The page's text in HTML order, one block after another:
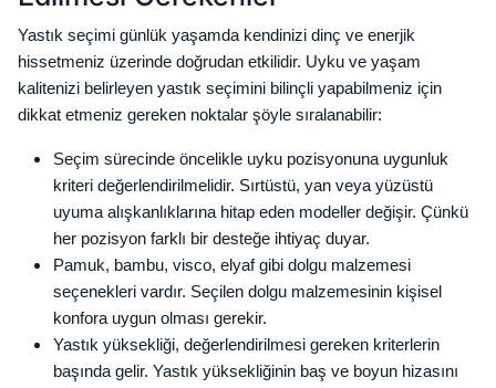
Yastık seçimi günlük yaşamda kendinizi dinç ve enerjik
hissetmeniz üzerinde doğrudan etkilidir. Uyku ve yaşam
kalitenizi belirleyen yastık seçimini bilinçli yapabilmeniz için
dikkat etmeniz gereken noktalar şöyle sıralanabilir:
Seçim sürecinde öncelikle uyku pozisyonuna uygunluk
kriteri değerlendirilmelidir. Sırtüstü, yan veya yüzüstü
uyuma alışkanlıklarına hitap eden modeller değişir. Çünkü
her pozisyon farklı bir desteğe ihtiyaç duyar.
Pamuk, bambu, visco, elyaf gibi dolgu malzemesi
seçenekleri vardır. Seçilen dolgu malzemesinin kişisel
konfora uygun olması gerekir.
Yastık yüksekliği, değerlendirilmesi gereken kriterlerin
başında gelir. Yastık yüksekliğinin baş ve boyun hizasını